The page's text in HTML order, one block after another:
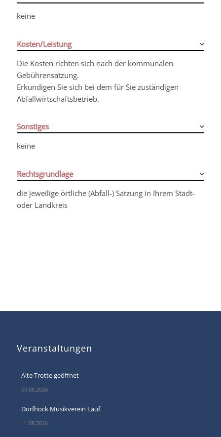
keine
Kosten/Leistung
Die Kosten richten sich nach der kommunalen
Gebührensatzung.
Erkundigen Sie sich bei dem für Sie zuständigen
Abfallwirtschaftsbetrieb.
Sonstiges
keine
Rechtsgrundlage
die jeweilige örtliche (Abfall-) Satzung in Ihrem Stadt-
oder Landkreis
Veranstaltungen
Alte Trotte geöffnet
09.08.2026
Dorfhock Musikverein Lauf
11.08.2026